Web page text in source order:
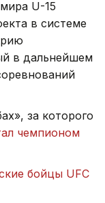
U-15
в системе
в дальнейшем
за которого
чемпионом
бойцы UFC